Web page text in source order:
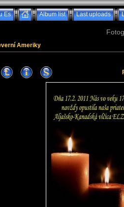
Es Album list Last uploads
Ameriky